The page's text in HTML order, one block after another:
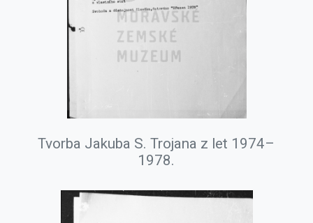
Tvorba Jakuba S. Trojana z let 1974–
1978.